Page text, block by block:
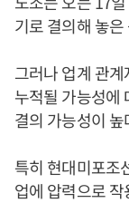
기로 결의해 놓은
그러나 업계 관
누적될 가능성에
결의 가능성이 높
특히 현대미포조
업에 압력으로